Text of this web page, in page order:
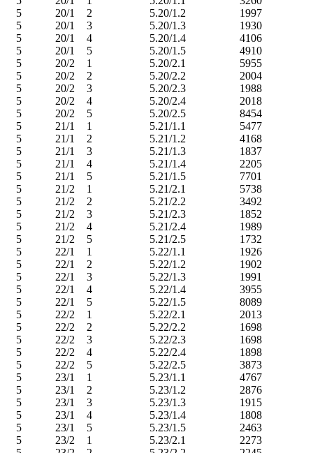
5
20/1 2 5.20/1.2
1997
5
20/1 3 5.20/1.3
1930
5
20/1 4 5.20/1.4
4106
5
20/1 5 5.20/1.5
4910
5
20/2 1 5.20/2.1
5955
5
20/2 2 5.20/2.2
2004
5
20/2 3 5.20/2.3
1988
5
20/2 4 5.20/2.4
2018
5
20/2 5 5.20/2.5
8454
5
21/1 1 5.21/1.1
5477
5
21/1 2 5.21/1.2
4168
5
21/1 3 5.21/1.3
1837
5
21/1 4 5.21/1.4
2205
5
21/1 5 5.21/1.5
7701
5
21/2 1 5.21/2.1
5738
5
21/2 2 5.21/2.2
3492
5
21/2 3 5.21/2.3
1852
5
21/2 4 5.21/2.4
1989
5
21/2 5 5.21/2.5
1732
5
22/1 1 5.22/1.1
1926
5
22/1 2 5.22/1.2
1902
5
22/1 3 5.22/1.3
1991
5
22/1 4 5.22/1.4
3955
5
22/1 5 5.22/1.5
8089
5
22/2 1 5.22/2.1
2013
5
22/2 2 5.22/2.2
1698
5
22/2 3 5.22/2.3
1698
5
22/2 4 5.22/2.4
1898
5
22/2 5 5.22/2.5
3873
5
23/1 1 5.23/1.1
4767
5
23/1 2 5.23/1.2
2876
5
23/1 3 5.23/1.3
1915
5
23/1 4 5.23/1.4
1808
5
23/1 5 5.23/1.5
2463
5
23/2 1 5.23/2.1
2273